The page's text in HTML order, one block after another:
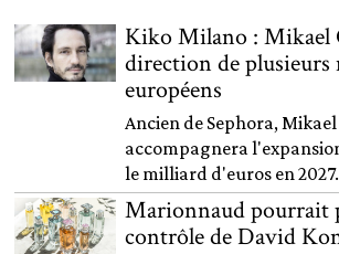
Kiko Milano : Mikael
direction de plusieurs
européens
Ancien de Sephora,
accompagnera
le milliard d'euros en
Marionnaud pourrait
contrôle de David